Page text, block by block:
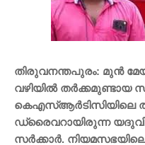
തിരുവനന്തപുരം: മുന്‍
വഴിയില്‍ തര്‍ക്കമുണ്ടായ
കെഎസ്ആര്‍ടിസിയിലെ
ഡ്രൈവറായിരുന്ന
സര്‍ക്കാര്‍.